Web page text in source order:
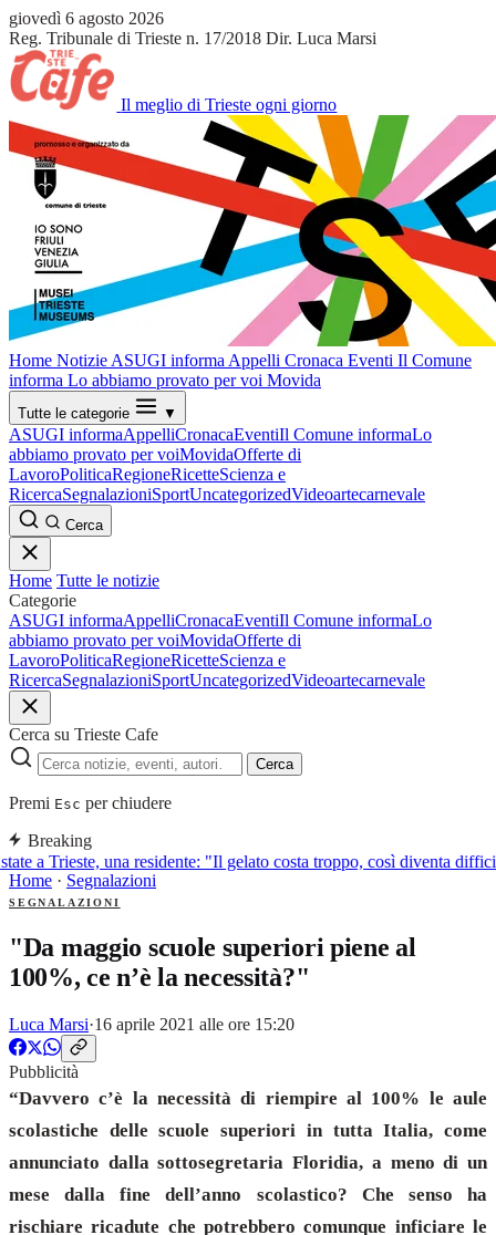
giovedì 6 agosto 2026
Reg. Tribunale di Trieste n. 17/2018 Dir. Luca Marsi
Il meglio di Trieste ogni giorno
Home Notizie ASUGI informa Appelli Cronaca Eventi Il Comune
informa Lo abbiamo provato per voi Movida
Tutte le categorie ▼
ASUGI informaAppelliCronacaEventiIl Comune informaLo
abbiamo provato per voiMovidaOfferte di
LavoroPoliticaRegioneRicetteScienza e
RicercaSegnalazioniSportUncategorizedVideoartecarnevale
Cerca
Home Tutte le notizie
Categorie
ASUGI informaAppelliCronacaEventiIl Comune informaLo
abbiamo provato per voiMovidaOfferte di
LavoroPoliticaRegioneRicetteScienza e
RicercaSegnalazioniSportUncategorizedVideoartecarnevale
Cerca su Trieste Cafe
Cerca
Premi Esc per chiudere
Breaking
a Trieste, una residente: "Il gelato costa troppo, così diventa
Home · Segnalazioni
SEGNALAZIONI
"Da maggio scuole superiori piene al
100%, ce n’è la necessità?"
Luca Marsi·16 aprile 2021 alle ore 15:20
Pubblicità
“Davvero c’è la necessità di riempire al 100% le aule
scolastiche delle scuole superiori in tutta Italia, come
annunciato dalla sottosegretaria Floridia, a meno di un
mese dalla fine dell’anno scolastico? Che senso ha
rischiare ricadute che potrebbero comunque inficiare le